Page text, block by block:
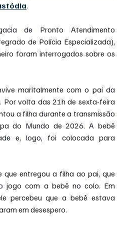
.
de Pronto Atendimento
de Polícia Especializada),
foram interrogados sobre os
maritalmente com o pai da
Por volta das 21h de sexta-feira
a filha durante a transmissão
do Mundo de 2026. A bebê
e, logo, foi colocada para
que entregou a filha ao pai, que
jogo com a bebê no colo. Em
percebeu que a bebê estava
em desespero.